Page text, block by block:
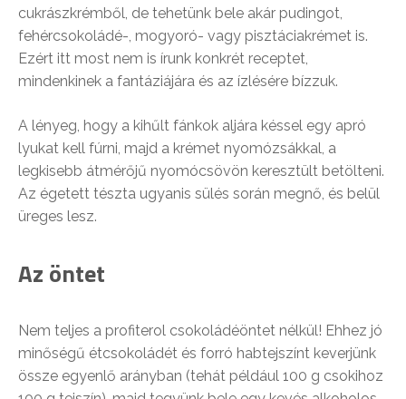
cukrászkrémből, de tehetünk bele akár pudingot,
fehércsokoládé-, mogyoró- vagy pisztáciakrémet is.
Ezért itt most nem is írunk konkrét receptet,
mindenkinek a fantáziájára és az ízlésére bízzuk.
A lényeg, hogy a kihűlt fánkok aljára késsel egy apró
lyukat kell fúrni, majd a krémet nyomózsákkal, a
legkisebb átmérőjű nyomócsövön keresztült betölteni.
Az égetett tészta ugyanis sülés során megnő, és belül
üreges lesz.
Az öntet
Nem teljes a profiterol csokoládéöntet nélkül! Ehhez jó
minőségű étcsokoládét és forró habtejszínt keverjünk
össze egyenlő arányban (tehát például 100 g csokihoz